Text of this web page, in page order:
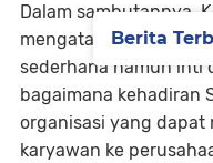
Dalam sambutannya,
mengatakan
sederhana namun inti
bagaimana kehadiran
organisasi yang dapat
karyawan ke
Berita